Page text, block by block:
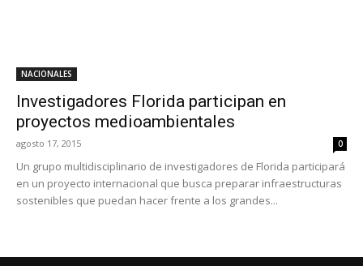
NACIONALES
Investigadores Florida participan en
proyectos medioambientales
agosto 17, 2015 0
Un grupo multidisciplinario de investigadores de Florida participará
en un proyecto internacional que busca preparar infraestructuras
sostenibles que puedan hacer frente a los grandes...